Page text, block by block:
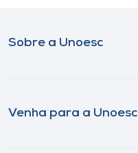
Sobre a Unoesc
Venha para a Unoesc